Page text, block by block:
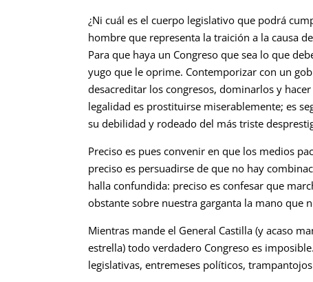
¿Ni cuál es el cuerpo legislativo que podrá
hombre que representa la traición a la causa
Para que haya un Congreso que sea lo que
yugo que le oprime. Contemporizar con un
desacreditar los congresos, dominarlos y
legalidad es prostituirse miserablemente; es
su debilidad y rodeado del más triste
Preciso es pues convenir en que los medios
preciso es persuadirse de que no hay
halla confundida: preciso es confesar que
obstante sobre nuestra garganta la mano que
Mientras mande el General Castilla (y acaso
estrella) todo verdadero Congreso es
legislativas, entremeses políticos,